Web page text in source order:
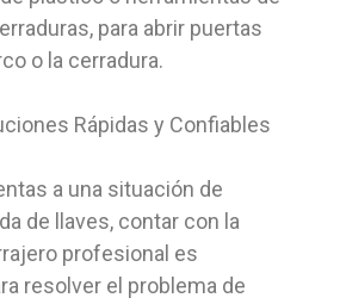
para abrir puertas
o la cerradura.
Rápidas y Confiables
a una situación de
de llaves, contar con la
profesional es
resolver el problema de